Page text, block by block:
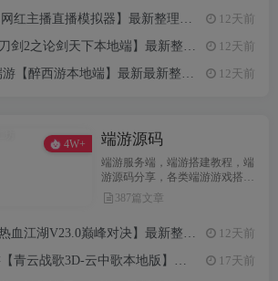
器】最新整理WIN系服务端+Linux手工服务端+详细搭建教程 12天前
地端】最新整理Win系服务端+PC客户端+GM工具+详细搭建教程 12天前
】最新最新整理Win系服务端+PC客户端+GM后台+详细搭建教程 12天前
4W+ 端游源码
端游服务端，端游搭建教程，端
游源码分享，各类端游游戏搭建
教程，私服搭建教程
387篇文章
最新整理Win系服务端+PC客户端+百宝阁+源码+在线GM工具+详细搭建教程 12天前
地版】最新整理Win系服务端+PC客户端+GM工具+详细搭建教程 17天前